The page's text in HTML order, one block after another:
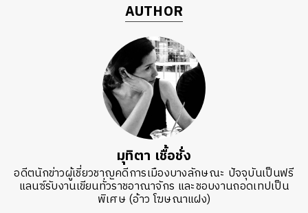
AUTHOR
มุทิตา เชื้อชั่ง
อดีตนักข่าวผู้เชี่ยวชาญคดีการเมืองบางลักษณะ ปัจจุบันเป็นฟรี
แลนซ์รับงานเขียนทั่วราชอาณาจักร และชอบงานถอดเทปเป็น
พิเศษ (อ้าว โฆษณาแฝง)